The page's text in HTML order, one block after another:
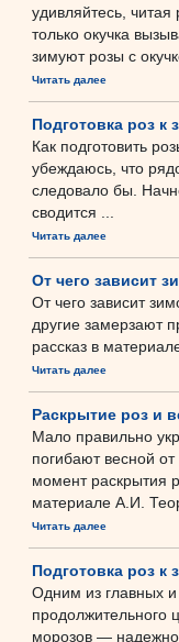
удивляйтесь,
только окучка
зимуют розы с
Читать далее
Подготовка роз к
Как подготовить
убеждаюсь, что
следовало бы.
сводится ...
Читать далее
От чего зависит
От чего зависит
другие замерзают
рассказ в
Читать далее
Раскрытие роз и
Мало правильно
погибают весной
момент раскрытия
материале А.И.
Читать далее
Подготовка роз к
Одним из главных и
продолжительного
морозов —